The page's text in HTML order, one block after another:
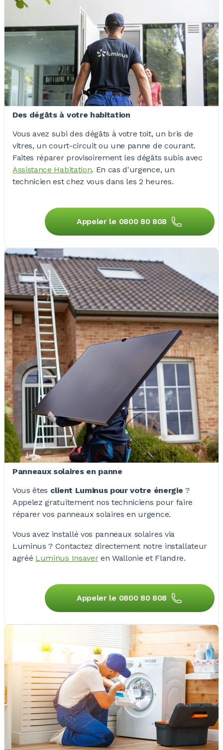
Des dégâts à votre habitation
Vous avez subi des dégâts à votre toit, un bris de
vitres, un court-circuit ou une panne de courant.
Faites réparer provisoirement les dégâts subis avec
Assistance Habitation. En cas d'urgence, un
technicien est chez vous dans les2 heures.
Appeler le 0800 80 808
Panneaux solaires en panne
Vous êtes client Luminus pour votre énergie ?
Appelez gratuitement nos techniciens pour faire
réparer vos panneaux solaires en urgence.
Vous avez installé vos panneaux solaires via
Luminus ? Contactez directement notre installateur
agréé Luminus Insaveren Wallonie et Flandre.
Appeler le 0800 80 808